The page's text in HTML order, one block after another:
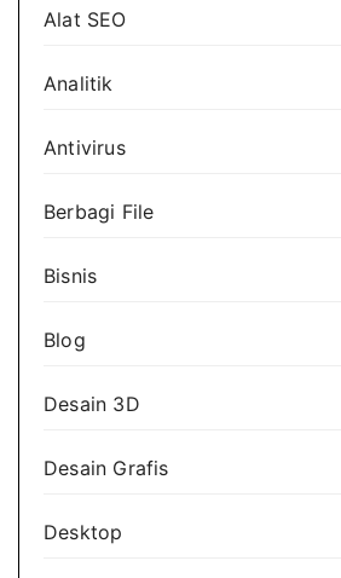
Alat SEO
Analitik
Antivirus
Berbagi File
Bisnis
Blog
Desain 3D
Desain Grafis
Desktop